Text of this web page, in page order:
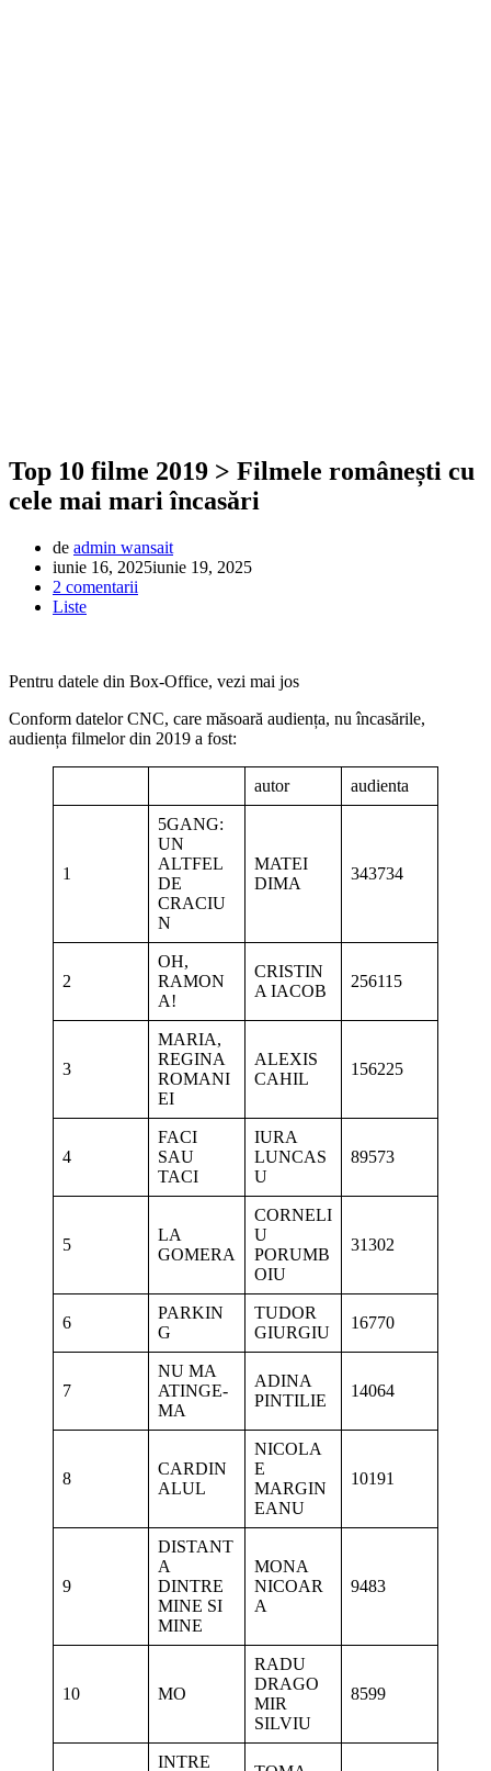
Top 10 filme 2019 > Filmele românești cu
cele mai mari încasări
de admin wansait
iunie 16, 2025iunie 19, 2025
2 comentarii
Liste
Pentru datele din Box-Office, vezi mai jos
Conform datelor CNC, care măsoară audiența, nu încasările,
audiența filmelor din 2019 a fost:
autor audienta
1
5GANG:
UN
ALTFEL
DE
CRACIU
N
MATEI
DIMA
343734
2
OH,
RAMON
A!
CRISTIN
A IACOB
256115
3
MARIA,
REGINA
ROMANI
EI
ALEXIS
CAHIL
156225
4
FACI
SAU
TACI
IURA
LUNCAS
U
89573
5
LA
GOMERA
CORNELI
U
PORUMB
OIU
31302
6
PARKIN
G
TUDOR
GIURGIU
16770
7
NU MA
ATINGE-
MA
ADINA
PINTILIE
14064
8
CARDIN
ALUL
NICOLA
E
MARGIN
EANU
10191
9
DISTANT
A
DINTRE
MINE SI
MINE
MONA
NICOAR
A
9483
10 MO
RADU
DRAGO
MIR
SILVIU
8599
INTRE